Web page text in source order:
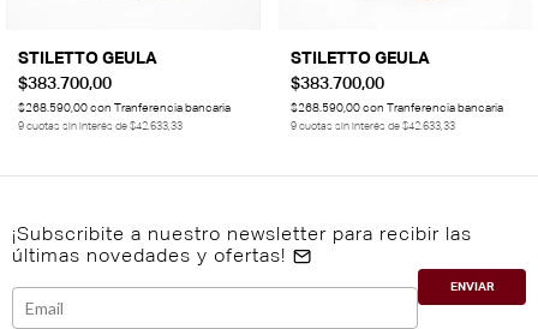
STILETTO GEULA
$383.700,00
$268.590,00 con Tranferencia bancaria
9 cuotas sin interés de $42.633,33
STILETTO GEULA
$383.700,00
$268.590,00 con Tranferencia bancaria
9 cuotas sin interés de $42.633,33
¡Subscribite a nuestro newsletter para recibir las
últimas novedades y ofertas!